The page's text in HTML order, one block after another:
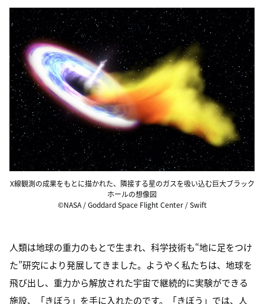
X線観測の成果をもとに描かれた、隣接する星のガスを吸い込む巨大ブラック
ホールの想像図
©NASA / Goddard Space Flight Center / Swift
人類は地球の重力のもとで生まれ、科学技術も“地に足をつけ
た”研究により発展してきました。ようやく私たちは、地球を
飛び出し、重力から解放された宇宙で継続的に実験ができる
施設、「きぼう」を手に入れたのです。「きぼう」では、人